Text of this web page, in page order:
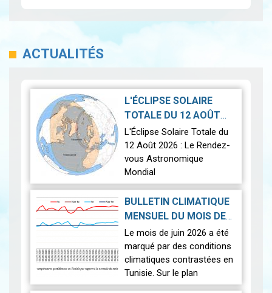
ACTUALITÉS
L'ÉCLIPSE SOLAIRE
TOTALE DU 12 AOÛT
2026|2026-07-21
L'Éclipse Solaire Totale du
12 Août 2026 : Le Rendez-
vous Astronomique
Mondial
Le 12 août 2026, la Terre
connaîtra l'un des
astronomiques les plus
spectaculaires : une…
BULLETIN CLIMATIQUE
MENSUEL DU MOIS DE
JUIN 2026 |2026-07-14
Le mois de juin 2026 a été
marqué par des conditions
climatiques contrastées en
Tunisie. Sur le plan
thermique, des